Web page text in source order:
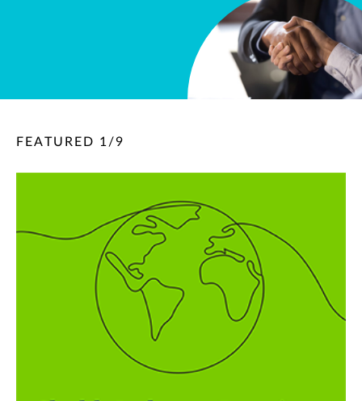
FEATURED 1 /9